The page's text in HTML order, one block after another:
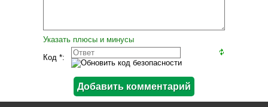
Указать плюсы и минусы
Код *: